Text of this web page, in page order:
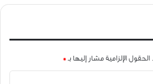
الحقول الإلزامية مشار إليها بـ *